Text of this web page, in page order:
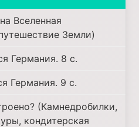
Вселенная
Земли)
Германия. 8 с.
Германия. 9 с.
(Камнедробилки,
кондитерская